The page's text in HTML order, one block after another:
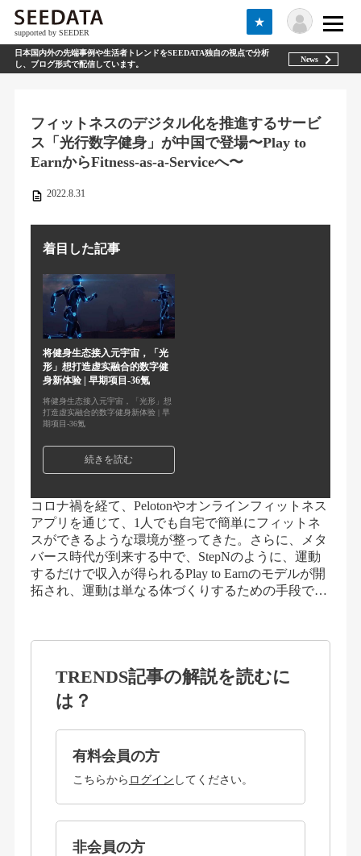
supported by SEEDER
★
日本国内外の先端事例や生活者トレンドをSEEDATA独自の視点で分析
し、ブログ形式で配信しています。
News
フィットネスのデジタル化を推進するサービ
ス「光行数字健身」が中国で登場〜Play to
EarnからFitness-as-a-Serviceへ〜
2022.8.31
着目した記事
将健身生态接入元宇宙，「光
形」想打造虚实融合的数字健
身新体验 | 早期项目-36氪
将健身生态接入元宇宙，「光形」想
打造虚实融合的数字健身新体验 | 早
期项目-36氪
続きを読む
コロナ禍を経て、Pelotonやオンラインフィットネス
アプリを通じて、1人でも自宅で簡単にフィットネ
スができるような環境が整ってきた。さらに、メタ
バース時代が到来する中で、StepNのように、運動
するだけで収入が得られるPlay to Earnのモデルが開
拓され、運動は単なる体づくりするための手段で…
TRENDS記事の解説を読むに
は？
有料会員の方
こちらから ログイン してください。
非会員の方